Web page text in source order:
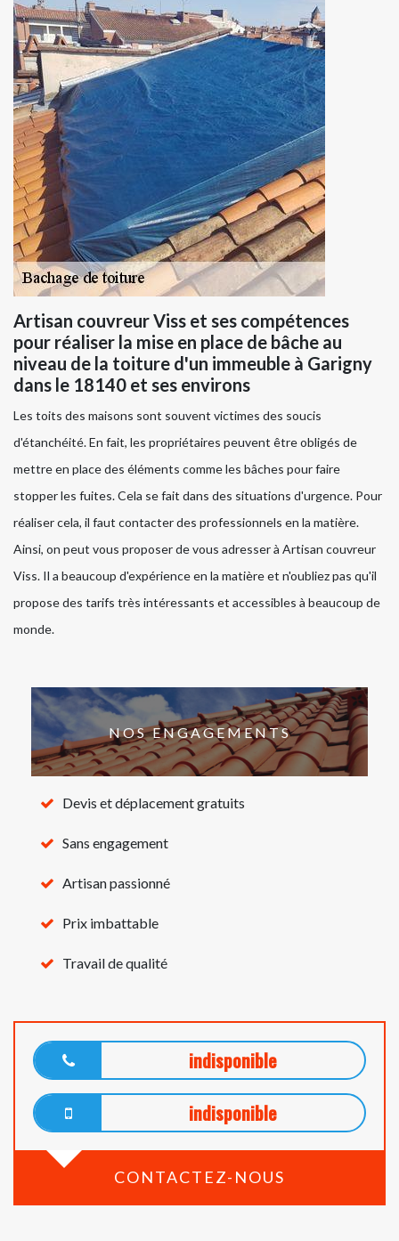
Artisan couvreur Viss et ses compétences
pour réaliser la mise en place de bâche au
niveau de la toiture d'un immeuble à Garigny
dans le 18140 et ses environs
Les toits des maisons sont souvent victimes des soucis
d'étanchéité. En fait, les propriétaires peuvent être obligés de
mettre en place des éléments comme les bâches pour faire
stopper les fuites. Cela se fait dans des situations d'urgence. Pour
réaliser cela, il faut contacter des professionnels en la matière.
Ainsi, on peut vous proposer de vous adresser à Artisan couvreur
Viss. Il a beaucoup d'expérience en la matière et n'oubliez pas qu'il
propose des tarifs très intéressants et accessibles à beaucoup de
monde.
NOS ENGAGEMENTS
Devis et déplacement gratuits
Sans engagement
Artisan passionné
Prix imbattable
Travail de qualité
indisponible
indisponible
CONTACTEZ-NOUS